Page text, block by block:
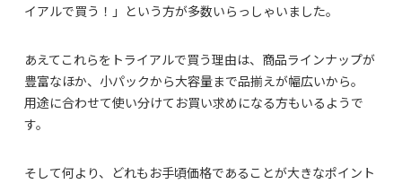
イアルで買う！」という方が多数いらっしゃいました。
あえてこれらをトライアルで買う理由は、商品ラインナップが
豊富なほか、小パックから大容量まで品揃えが幅広いから。
用途に合わせて使い分けてお買い求めになる方もいるようで
す。
そして何より、どれもお手頃価格であることが大きなポイント